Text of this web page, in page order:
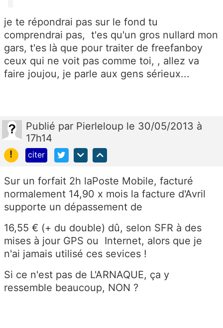
je te répondrai pas sur le fond tu
comprendrai pas, t'es qu'un gros nullard mon
gars, t'es là que pour traiter de freefanboy
ceux qui ne voit pas comme toi, , allez va
faire joujou, je parle aux gens sérieux...
Publié par Pierleloup le 30/05/2013 à
17h14
!
citer
Sur un forfait 2h laPoste Mobile, facturé
normalement 14,90 x mois la facture d'Avril
supporte un dépassement de
16,55 € (+ du double) dû, selon SFR à des
mises à jour GPS ou Internet, alors que je
n'ai jamais utilisé ces sevices !
Si ce n'est pas de L'ARNAQUE, ça y
ressemble beaucoup, NON ?